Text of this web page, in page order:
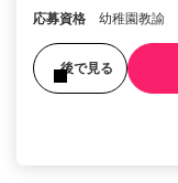
応募資格 幼稚園教諭
後で見る